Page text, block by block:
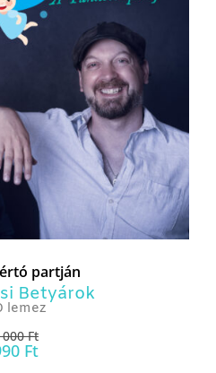
partján
Betyárok
lemez
000Ft
Ft